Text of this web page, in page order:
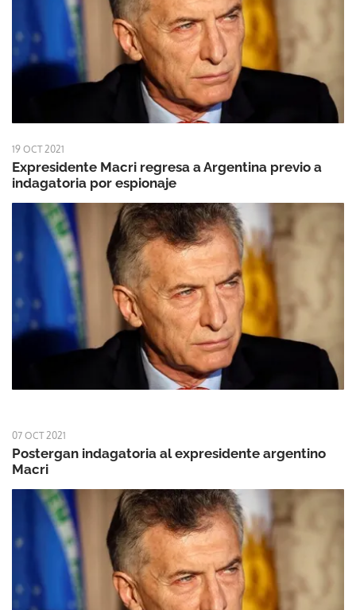
19 OCT 2021
Expresidente Macri regresa a Argentina previo a
indagatoria por espionaje
07 OCT 2021
Postergan indagatoria al expresidente argentino
Macri